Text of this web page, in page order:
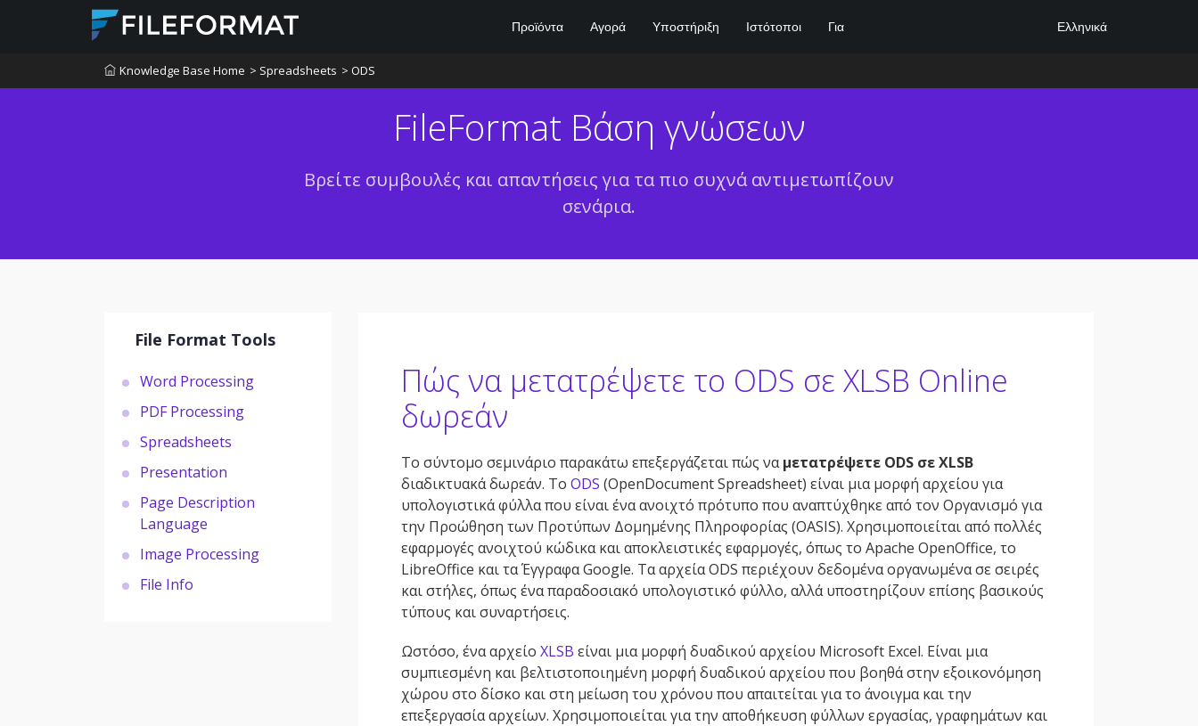
Προϊόντα Αγορά Υποστήριξη Ιστότοποι Για Ελληνικά
Knowledge Base Home > Spreadsheets > ODS
FileFormat Βάση γνώσεων
Βρείτε συμβουλές και απαντήσεις για τα πιο συχνά αντιμετωπίζουν
σενάρια.
File Format Tools
Word Processing
PDF Processing
Spreadsheets
Presentation
Page Description
Language
Image Processing
File Info
Πώς να μετατρέψετε το ODS σε XLSB Online
δωρεάν
Το σύντομο σεμινάριο παρακάτω επεξεργάζεται πώς ναμετατρέψετε ODS σε XLSB
διαδικτυακά δωρεάν. Το ODS (OpenDocument Spreadsheet) είναι μια μορφή αρχείου για
υπολογιστικά φύλλα που είναι ένα ανοιχτό πρότυπο που αναπτύχθηκε από τον Οργανισμό για
την Προώθηση των Προτύπων Δομημένης Πληροφορίας (OASIS). Χρησιμοποιείται από πολλές
εφαρμογές ανοιχτού κώδικα και αποκλειστικές εφαρμογές, όπως το Apache OpenOffice, το
LibreOffice και τα Έγγραφα Google. Τα αρχεία ODS περιέχουν δεδομένα οργανωμένα σε σειρές
και στήλες, όπως ένα παραδοσιακό υπολογιστικό φύλλο, αλλά υποστηρίζουν επίσης βασικούς
τύπους και συναρτήσεις.
Ωστόσο, ένα αρχείο XLSB είναι μια μορφή δυαδικού αρχείου Microsoft Excel. Είναι μια
συμπιεσμένη και βελτιστοποιημένη μορφή δυαδικού αρχείου που βοηθά στην εξοικονόμηση
χώρου στο δίσκο και στη μείωση του χρόνου που απαιτείται για το άνοιγμα και την
επεξεργασία αρχείων. Χρησιμοποιείται για την αποθήκευση φύλλων εργασίας, γραφημάτων και